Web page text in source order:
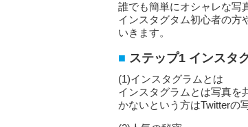
誰でも簡単にオシャレな写
インスタグタム初心者の方
いきます。
ステップ1 インスタ
(1)インスタグラムとは
インスタグラムとは写真を
かないという方はTwitterの